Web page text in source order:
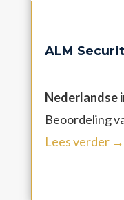
ALM
Nederlandse
Beoordeling
Lees verder →